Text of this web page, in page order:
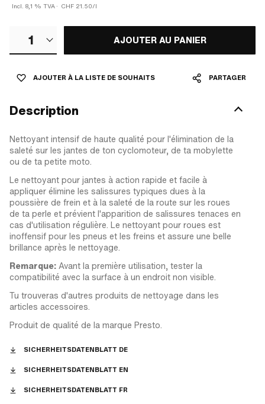
Incl. 8,1 % TVA · CHF 21.50/l
1 AJOUTER AU PANIER
AJOUTER À LA LISTE DE SOUHAITS PARTAGER
Description
Nettoyant intensif de haute qualité pour l'élimination de la
saleté sur les jantes de ton cyclomoteur, de ta mobylette
ou de ta petite moto.
Le nettoyant pour jantes à action rapide et facile à
appliquer élimine les salissures typiques dues à la
poussière de frein et à la saleté de la route sur les roues
de ta perle et prévient l'apparition de salissures tenaces en
cas d'utilisation régulière. Le nettoyant pour roues est
inoffensif pour les pneus et les freins et assure une belle
brillance après le nettoyage.
Remarque: Avant la première utilisation, tester la
compatibilité avec la surface à un endroit non visible.
Tu trouveras d'autres produits de nettoyage dans les
articles accessoires.
Produit de qualité de la marque Presto.
SICHERHEITSDATENBLATT DE
SICHERHEITSDATENBLATT EN
SICHERHEITSDATENBLATT FR